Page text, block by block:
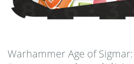
Warhammer Age of